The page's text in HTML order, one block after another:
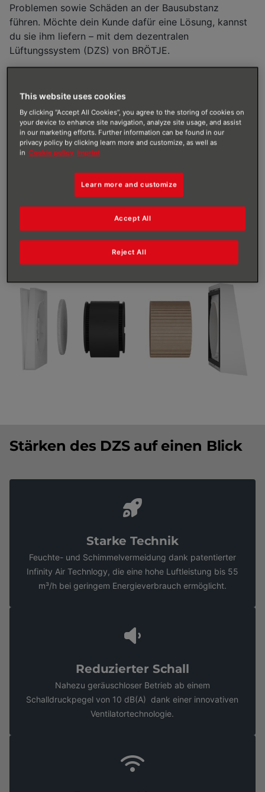
Problemen sowie Schäden an der Bausubstanz
führen. Möchte dein Kunde dafür eine Lösung, kannst
du sie ihm liefern – mit dem dezentralen
Lüftungssystem (DZS) von BRÖTJE.
Mit dem DZS installierst du bei deinen Kunden eine
bedarfsgesteuerte dezentrale Lüftungsanlage mit
Wärmerückgewinnung, die konstant für frische und
saubere Luft sorgt. So ist das Zuhause deines Kunden
immer gut gelüftet und pollenfrei. Weiteres
Wärmerückgewinnung um bis zu 69 %. In Summe
und eine Erhöhung des Wohnkomforts.
Stärken des DZS auf einen Blick
Starke Technik
Feuchte- und Schimmelvermeidung dank patentierter
Infinity Air Technlogy, die eine hohe Luftleistung bis 55
m³/h bei geringem Energieverbrauch ermöglicht.
Reduzierter Schall
Nahezu geräuschloser Betrieb ab einem
Schalldruckpegel von 10 dB(A) dank einer innovativen
Ventilatortechnologie.
This website uses cookies
By clicking “Accept All Cookies”, you agree to the storing of cookies on
your device to enhance site navigation, analyze site usage, and assist
in our marketing efforts. Further information can be found in our
privacy policy by clicking learn more and customize, as well as
in Cookie policy Imprint
Learn more and customize
Reject All
Accept All